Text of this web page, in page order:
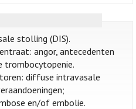
stolling (DIS).
angor, antecedenten
trombocytopenie.
diffuse intravasale
en/of embolie.